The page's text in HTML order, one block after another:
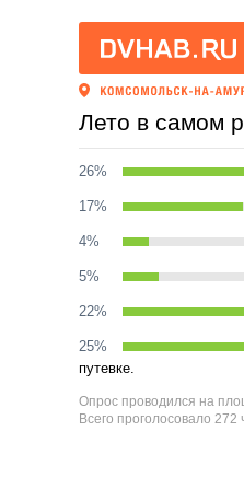
Лето в самом
26%
17%
4%
5%
22%
25%
путевке.
Опрос проводился на
Всего проголосовало 272